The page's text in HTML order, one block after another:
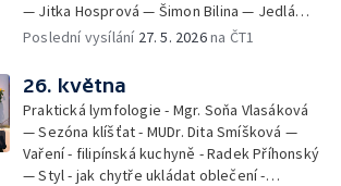
— Jitka Hosprová — Šimon Bilina — Jedlá
zahrada - Petra Matějková — Kulturní tipy
Poslední vysílání 27. 5. 2026na ČT1
26. května
Praktická lymfologie - Mgr. Soňa Vlasáková
— Sezóna klíšťat - MUDr. Dita Smíšková —
Vaření - filipínská kuchyně - Radek Příhonský
— Styl - jak chytře ukládat oblečení -